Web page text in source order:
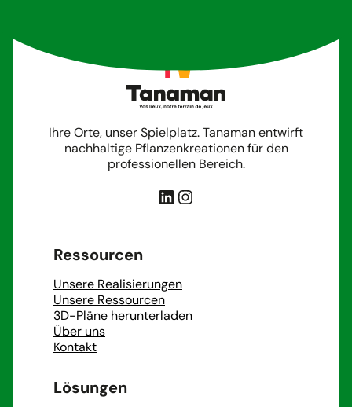
Ihre Orte, unser Spielplatz. Tanaman entwirft
nachhaltige Pflanzenkreationen für den
professionellen Bereich.
LinkedIn
Instagram
Ressourcen
Unsere Realisierungen
Unsere Ressourcen
3D-Pläne herunterladen
Über uns
Kontakt
Lösungen